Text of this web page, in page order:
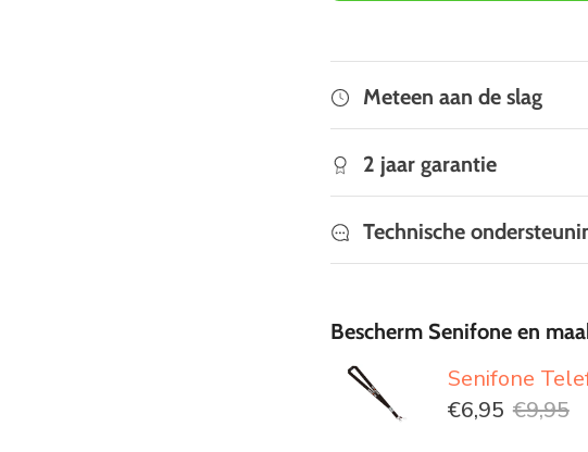
Meteen aan de slag
2 jaar garantie
Technische
Bescherm Senifone en
Senifone
€6,95 €9,95